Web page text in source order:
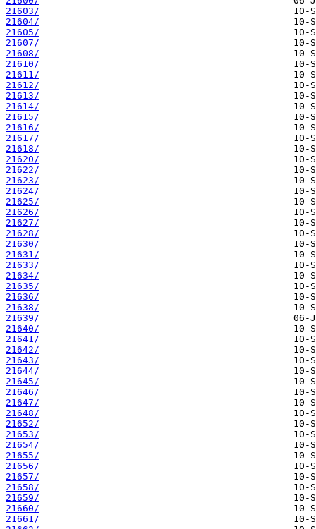
21603/
21604/
21605/
21607/
21608/
21610/
21611/
21612/
21613/
21614/
21615/
21616/
21617/
21618/
21620/
21622/
21623/
21624/
21625/
21626/
21627/
21628/
21630/
21631/
21633/
21634/
21635/
21636/
21638/
21639/
21640/
21641/
21642/
21643/
21644/
21645/
21646/
21647/
21648/
21652/
21653/
21654/
21655/
21656/
21657/
21658/
21659/
21660/
21661/